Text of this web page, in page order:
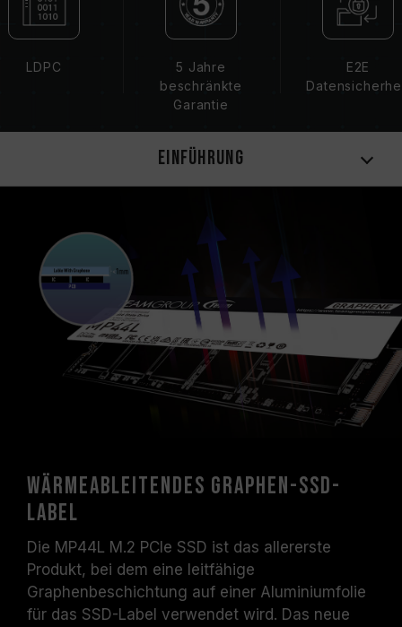
LDPC
5 Jahre
beschränkte
Garantie
E2E
Einführung
Wärmeableitendes Graphen-SSD-
Label
Die MP44L M.2 PCIe SSD ist das allererste
Produkt, bei dem eine leitfähige
Graphenbeschichtung auf einer Aluminiumfolie
für das SSD-Label verwendet wird. Das neue